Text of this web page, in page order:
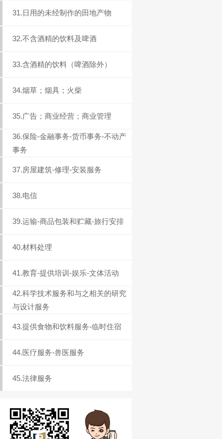
31.日用的未经制作的田地产物
32.不含酒精的饮料及啤酒
33.含酒精的饮料（啤酒除外）
34.烟草；烟具；火柴
35.广告；商业经营；商业管理
36.保险-金融事务-货币事务-不动产
事务
37.房屋建筑-修理-安装服务
38.电信
39.运输-商品包装和贮藏-旅行安排
40.材料处理
41.教育-提供培训-娱乐-文体活动
42.科学技术服务和与之相关的研究
与设计服务
43.提供食物和饮料服务-临时住宿
44.医疗服务-兽医服务
45.法律服务